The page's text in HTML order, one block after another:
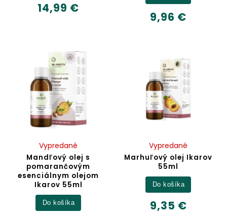
14,99 €
9,96 €
Mandľový olej s
pomarančovým
esenciálnym olejom
Ikarov 55ml
Vypredané
Do košíka
Marhuľový olej Ikarov
55ml
Vypredané
9,35 €
Do košíka